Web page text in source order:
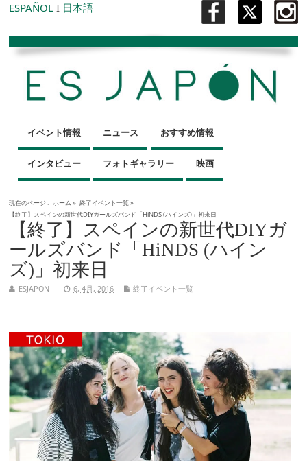
ESPAÑOL I 日本語
イベント情報 ニュース おすすめ情報
インタビュー フォトギャラリー 映画
現在のページ : ホーム » 終了イベント一覧»
【終了】スペインの新世代DIYガールズバンド「HiNDS (ハインズ)」初来日
【終了】スペインの新世代DIYガ
ールズバンド「HiNDS (ハイン
ズ)」初来日
ESJAPON 6, 4月, 2016 終了イベント一覧